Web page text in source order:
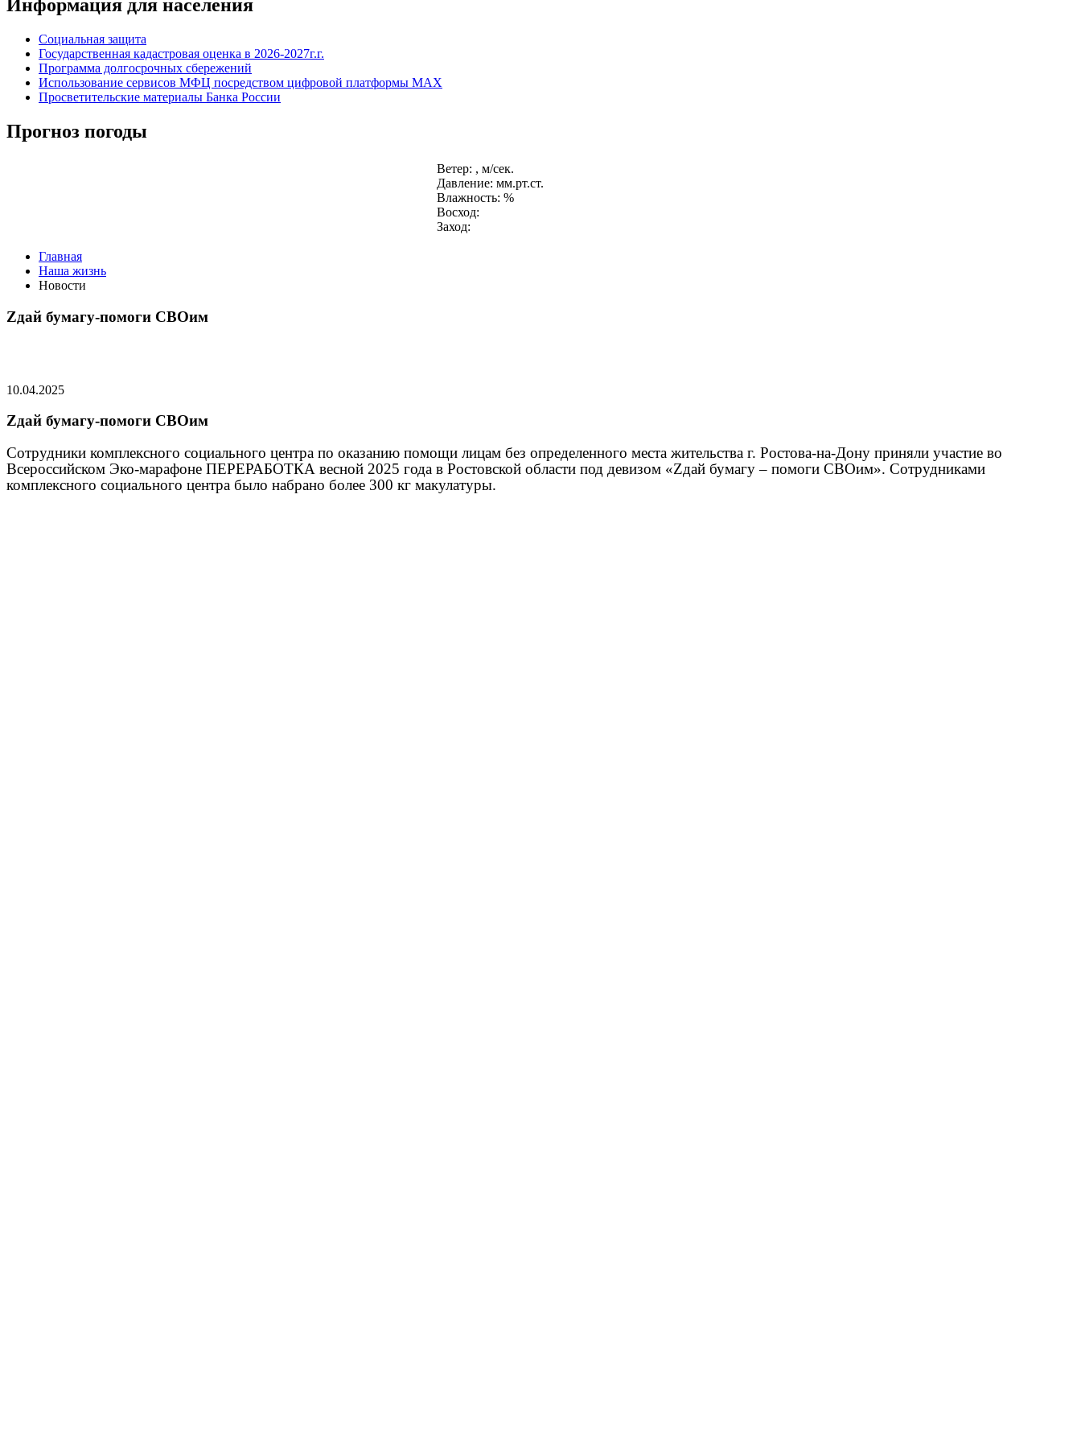
Информация для населения
Социальная защита
Государственная кадастровая оценка в 2026-2027г.г.
Программа долгосрочных сбережений
Использование сервисов МФЦ посредством цифровой платформы MAX
Просветительские материалы Банка России
Прогноз погоды
Ветер: , м/сек.
Давление: мм.рт.ст.
Влажность: %
Восход:
Заход:
Главная
Наша жизнь
Новости
Zдай бумагу-помоги СВОим
10.04.2025
Zдай бумагу-помоги СВОим
Сотрудники комплексного социального центра по оказанию помощи лицам без определенного места жительства г. Ростова-на-Дону приняли участие во
Всероссийском Эко-марафоне ПЕРЕРАБОТКА весной 2025 года в Ростовской области под девизом «Zдай бумагу – помоги СВОим». Сотрудниками
комплексного социального центра было набрано более 300 кг макулатуры.